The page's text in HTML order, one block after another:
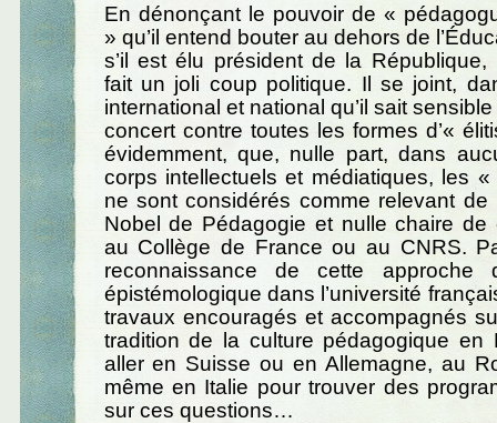
En dénonçant le pouvoir de «
» qu’il entend bouter au dehors de
s’il est élu président de la République,
fait un joli coup politique. Il se joint,
international et national qu’il sait
concert contre toutes les formes d’«
évidemment, que, nulle part, dans
corps intellectuels et médiatiques, les
ne sont considérés comme relevant de
Nobel de Pédagogie et nulle chaire de
au Collège de France ou au CNRS.
reconnaissance de cette approche
épistémologique dans l’université
travaux encouragés et accompagnés
tradition de la culture pédagogique en
aller en Suisse ou en Allemagne, au
même en Italie pour trouver des
sur ces questions…